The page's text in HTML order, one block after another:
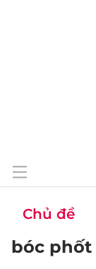
Chủ đề
bóc phốt